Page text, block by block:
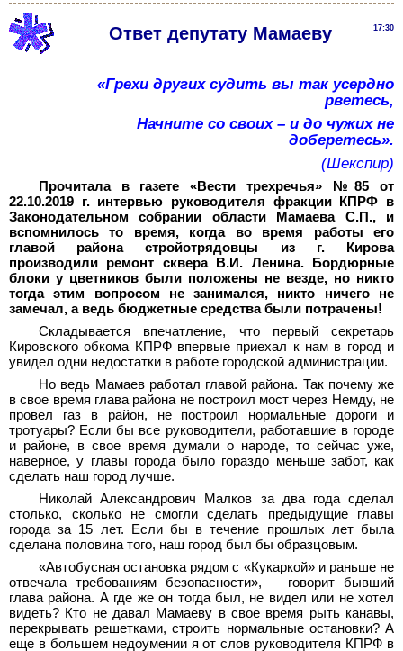
17:30
Ответ депутату Мамаеву
«Грехи других судить вы так усердно
рветесь,
Начните со своих – и до чужих не
доберетесь».
(Шекспир)
Прочитала в газете «Вести трехречья» №85 от
22.10.2019 г. интервью руководителя фракции КПРФ в
Законодательном собрании области Мамаева С.П., и
вспомнилось то время, когда во время работы его
главой района стройотрядовцы из г. Кирова
производили ремонт сквера В.И. Ленина. Бордюрные
блоки у цветников были положены не везде, но никто
тогда этим вопросом не занимался, никто ничего не
замечал, а ведь бюджетные средства были потрачены!
Складывается впечатление, что первый секретарь
Кировского обкома КПРФ впервые приехал к нам в город и
увидел одни недостатки в работе городской администрации.
Но ведь Мамаев работал главой района. Так почему же
в свое время глава района не построил мост через Немду, не
провел газ в район, не построил нормальные дороги и
тротуары? Если бы все руководители, работавшие в городе
и районе, в свое время думали о народе, то сейчас уже,
наверное, у главы города было гораздо меньше забот, как
сделать наш город лучше.
Николай Александрович Малков за два года сделал
столько, сколько не смогли сделать предыдущие главы
города за 15 лет. Если бы в течение прошлых лет была
сделана половина того, наш город был бы образцовым.
«Автобусная остановка рядом с «Кукаркой» и раньше не
отвечала требованиям безопасности», – говорит бывший
глава района. А где же он тогда был, не видел или не хотел
видеть? Кто не давал Мамаеву в свое время рыть канавы,
перекрывать решетками, строить нормальные остановки? А
еще в большем недоумении я от слов руководителя КПРФ в